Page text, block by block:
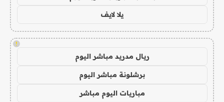
يلا لايف
!
ريال مدريد مباشر اليوم
برشلونة مباشر اليوم
مباريات اليوم مباشر